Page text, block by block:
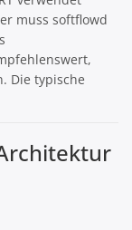
muss softflowd
Die typische